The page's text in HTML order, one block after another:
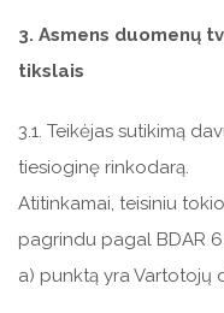
3. Asmens duomenų
tikslais
3.1. Teikėjas sutikimą
tiesioginę rinkodarą.
Atitinkamai, teisiniu
pagrindu pagal BDAR 6
a) punktą yra Vartotojų